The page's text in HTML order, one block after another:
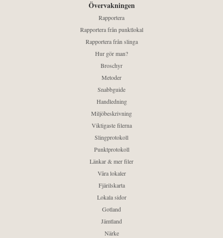
Övervakningen
Rapportera
Rapportera från punktlokal
Rapportera från slinga
Hur gör man?
Broschyr
Metoder
Snabbguide
Handledning
Miljöbeskrivning
Viktigaste filerna
Slingprotokoll
Punktprotokoll
Länkar & mer filer
Våra lokaler
Fjärilskarta
Lokala sidor
Gotland
Jämtland
Närke